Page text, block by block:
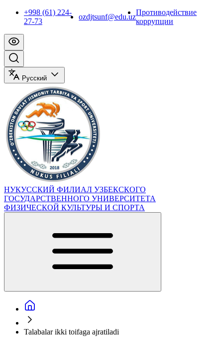
+998 (61) 224-
27-73
ozdjtsunf@edu.uz
Противодействие
коррупции
Русский
НУКУССКИЙ ФИЛИАЛ УЗБЕКСКОГО
ГОСУДАРСТВЕННОГО УНИВЕРСИТЕТА
ФИЗИЧЕСКОЙ КУЛЬТУРЫ И СПОРТА
Talabalar ikki toifaga ajratiladi